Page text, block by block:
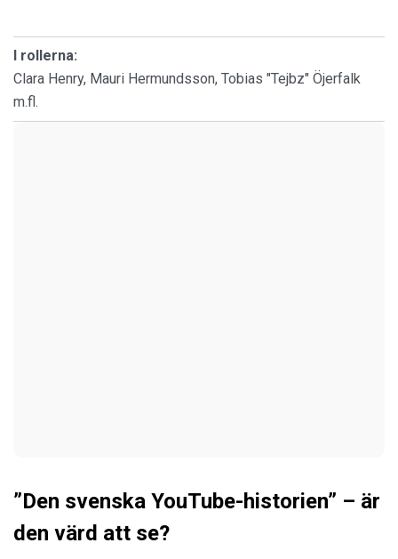
I rollerna:
Clara Henry, Mauri Hermundsson, Tobias "Tejbz" Öjerfalk
m.fl.
”Den svenska YouTube-historien” – är
den värd att se?